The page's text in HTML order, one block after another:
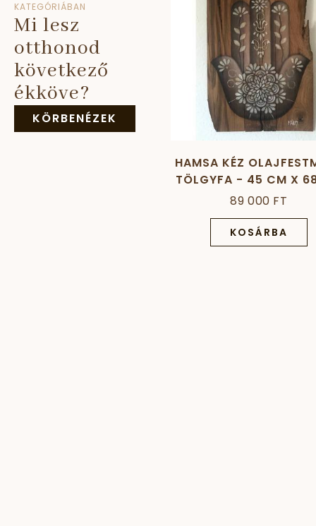
KATEGÓRIÁBAN
Mi lesz
otthonod
következő
ékköve?
KÖRBENÉZEK
HAMSA KÉZ
TÖLGYFA - 45 CM X
89 000 FT
KOSÁRBA